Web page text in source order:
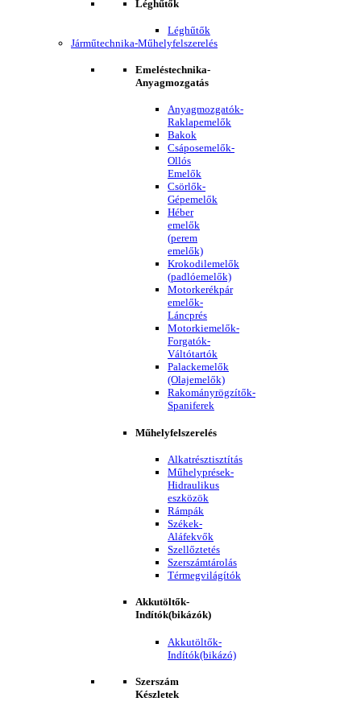
Léghűtők
Léghűtők
Járműtechnika-Műhelyfelszerelés
Emeléstechnika-
Anyagmozgatás
Anyagmozgatók-
Raklapemelők
Bakok
Csáposemelők-
Ollós
Emelők
Csörlők-
Gépemelők
Héber
emelők
(perem
emelők)
Krokodilemelők
(padlóemelők)
Motorkerékpár
emelők-
Láncprés
Motorkiemelők-
Forgatók-
Váltótartók
Palackemelők
(Olajemelők)
Rakományrögzítők-
Spaniferek
Műhelyfelszerelés
Alkatrésztisztítás
Műhelyprések-
Hidraulikus
eszközök
Rámpák
Székek-
Aláfekvők
Szellőztetés
Szerszámtárolás
Térmegvilágítók
Akkutöltők-
Indítók(bikázók)
Akkutöltők-
Indítók(bikázó)
Szerszám
Készletek